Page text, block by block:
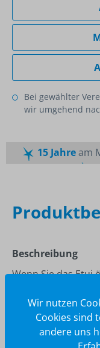
Bei gewählter
wir umgehend
15 Jahream
Beschreibung
Wenn Sie das
so kompaktes
Wir nutzen
Cookies sind
andere uns